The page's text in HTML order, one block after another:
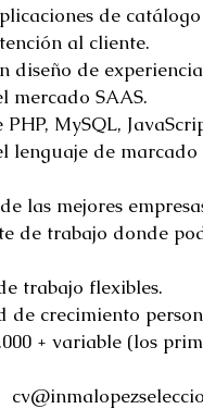
de
al cliente.
diseño de
mercado SAAS.
MySQL,
lenguaje de marcado
las mejores
de trabajo donde
trabajo flexibles.
de crecimiento
+ variable (los